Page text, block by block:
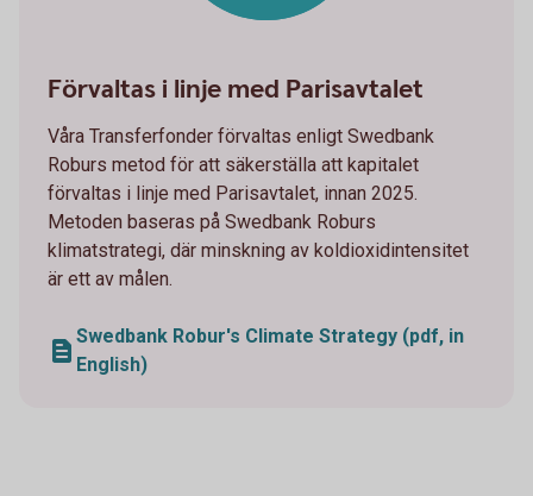
Förvaltas i linje med Parisavtalet
Våra Transferfonder förvaltas enligt Swedbank
Roburs metod för att säkerställa att kapitalet
förvaltas i linje med Parisavtalet, innan 2025.
Metoden baseras på Swedbank Roburs
klimatstrategi, där minskning av koldioxidintensitet
är ett av målen.
Swedbank Robur's Climate Strategy (pdf, in
English)